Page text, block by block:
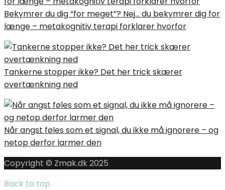
Bekymrer du dig “for meget”? Nej… du bekymrer dig for
længe – metakognitiv terapi forklarer hvorfor
Tankerne stopper ikke? Det her trick skærer
overtænkning ned
Når angst føles som et signal, du ikke må ignorere – og
netop derfor larmer den
Copyright © Zmak.dk 2025
Back to top